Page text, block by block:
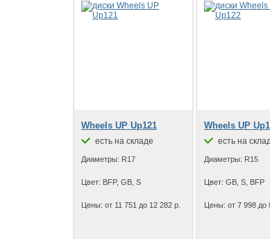
Wheels UP Up121
есть на складе
Диаметры: R17
Цвет: BFP, GB, S
Цены: от 11 751 до 12 282 р.
Wheels UP
есть на
Диаметры: R15
Цвет: GB, S, BFP
Цены: от 7 998 до